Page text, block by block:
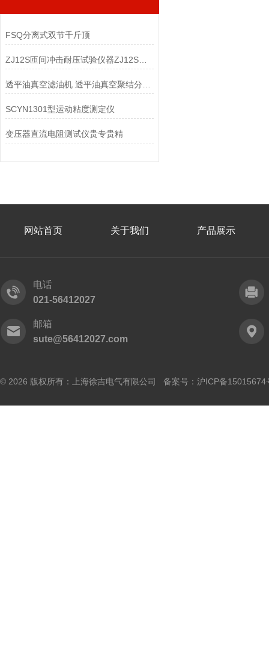
FSQ分离式双节千斤顶
ZJ12S匝间冲击耐压试验仪器ZJ12S匝间冲击耐压试验仪器
SCYN1301型运动粘度测定仪
变压器直流电阻测试仪贵专贵精
网站首页 关于我们 产品展示
电话
021-56412027
邮箱
sute@56412027.com
© 2026 版权所有：上海徐吉电气有限公司 备案号： 沪ICP备15015674